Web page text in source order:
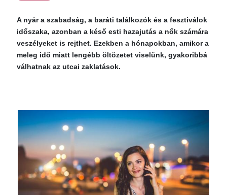
A nyár a szabadság, a baráti találkozók és a fesztiválok
időszaka, azonban a késő esti hazajutás a nők számára
veszélyeket is rejthet. Ezekben a hónapokban, amikor a
meleg idő miatt lengébb öltözetet viselünk, gyakoribbá
válhatnak az utcai zaklatások.